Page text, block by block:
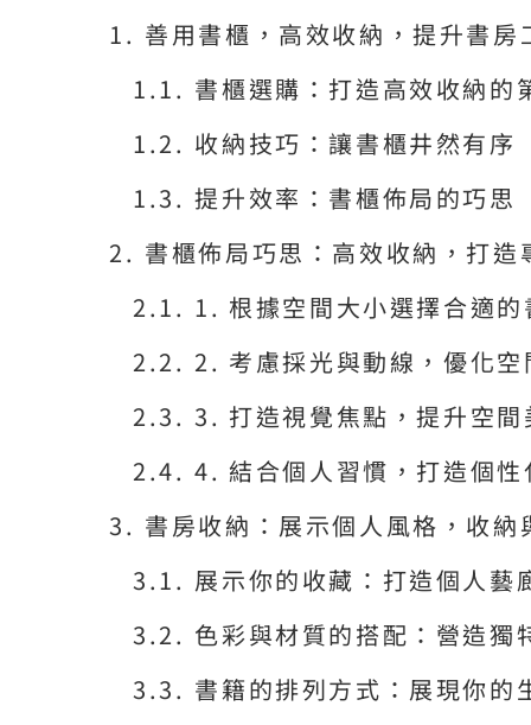
善用書櫃，高效收納，提升書房
書櫃選購：打造高效收納的
收納技巧：讓書櫃井然有序
提升效率：書櫃佈局的巧思
書櫃佈局巧思：高效收納，打造
1. 根據空間大小選擇合適
2. 考慮採光與動線，優化空
3. 打造視覺焦點，提升空間
4. 結合個人習慣，打造個性
書房收納：展示個人風格，收納
展示你的收藏：打造個人藝
色彩與材質的搭配：營造獨
書籍的排列方式：展現你的